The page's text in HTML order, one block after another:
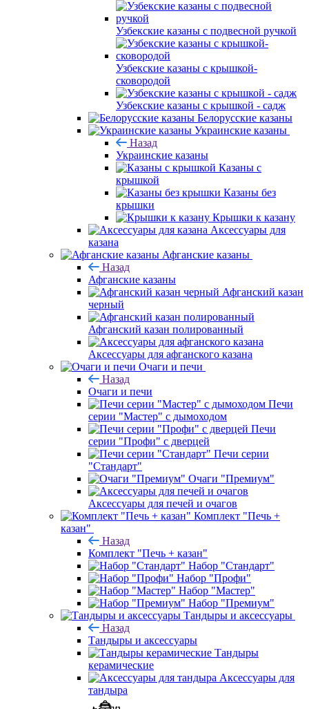
Узбекские казаны с подвесной ручкой
Узбекские казаны с крышкой-
сковородой
Узбекские казаны с крышкой - садж
Белорусские казаны
Украинские казаны
Назад
Украинские казаны
Казаны с
крышкой
Казаны без
крышки
Крышки к казану
Аксессуары для
казана
Афганские казаны
Назад
Афганские казаны
Афганский казан
черный
Афганский казан полированный
Аксессуары для афганского казана
Очаги и печи
Назад
Очаги и печи
Печи
серии "Мастер" с дымоходом
Печи
серии "Профи" с дверцей
Печи серии
"Стандарт"
Очаги "Премиум"
Аксессуары для печей и очагов
Комплект "Печь +
казан"
Назад
Комплект "Печь + казан"
Набор "Стандарт"
Набор "Профи"
Набор "Мастер"
Набор "Премиум"
Тандыры и аксессуары
Назад
Тандыры и аксессуары
Тандыры
керамические
Аксессуары для
тандыра